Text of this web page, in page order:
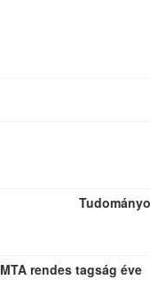
MTA rendes tagság éve